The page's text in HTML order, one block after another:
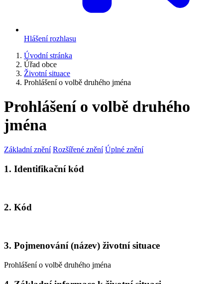
Hlášení rozhlasu
Úvodní stránka
Úřad obce
Životní situace
Prohlášení o volbě druhého jména
Prohlášení o volbě druhého
jména
Základní znění Rozšířené znění Úplné znění
1. Identifikační kód
2. Kód
3. Pojmenování (název) životní situace
Prohlášení o volbě druhého jména